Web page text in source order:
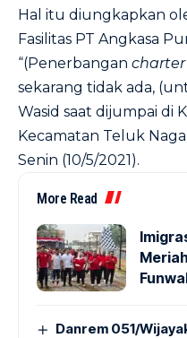
Hal itu diungkapkan
Fasilitas PT Angkasa
“(Penerbangan charter
sekarang tidak ada,
Wasid saat dijumpai di
Kecamatan Teluk
Senin (10/5/2021).
More Read
Danrem 051/